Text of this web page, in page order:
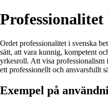
Professionalitet
Ordet professionalitet i svenska
sätt, att vara kunnig, kompetent
yrkesroll. Att visa professionalism
ett professionellt och ansvarsfullt
Exempel på